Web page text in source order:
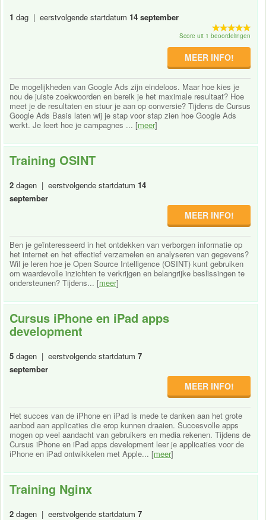
1 dag | eerstvolgende startdatum 14 september
Score uit 1 beoordelingen
MEER INFO!
De mogelijkheden van Google Ads zijn eindeloos. Maar hoe kies je
nou de juiste zoekwoorden en bereik je het maximale resultaat? Hoe
meet je de resultaten en stuur je aan op conversie? Tijdens de Cursus
Google Ads Basis laten wij je stap voor stap zien hoe Google Ads
werkt. Je leert hoe je campagnes ... [meer]
Training OSINT
2 dagen | eerstvolgende startdatum 14
september
MEER INFO!
Ben je geïnteresseerd in het ontdekken van verborgen informatie op
het internet en het effectief verzamelen en analyseren van gegevens?
Wil je leren hoe je Open Source Intelligence (OSINT) kunt gebruiken
om waardevolle inzichten te verkrijgen en belangrijke beslissingen te
ondersteunen? Tijdens... [meer]
Cursus iPhone en iPad apps
development
5 dagen | eerstvolgende startdatum 7
september
MEER INFO!
Het succes van de iPhone en iPad is mede te danken aan het grote
aanbod aan applicaties die erop kunnen draaien. Succesvolle apps
mogen op veel aandacht van gebruikers en media rekenen. Tijdens de
Cursus iPhone en iPad apps development leer je applicaties voor de
iPhone en iPad ontwikkelen met Apple... [meer]
Training Nginx
2 dagen | eerstvolgende startdatum 7